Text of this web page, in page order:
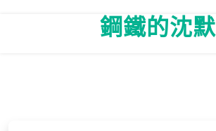
鋼鐵的沈默